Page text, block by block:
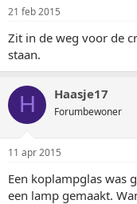
21 feb 2015
Zit in de weg voor de
staan.
H Haasje17
Forumbewoner
11 apr 2015
Een koplampglas was
een lamp gemaakt.